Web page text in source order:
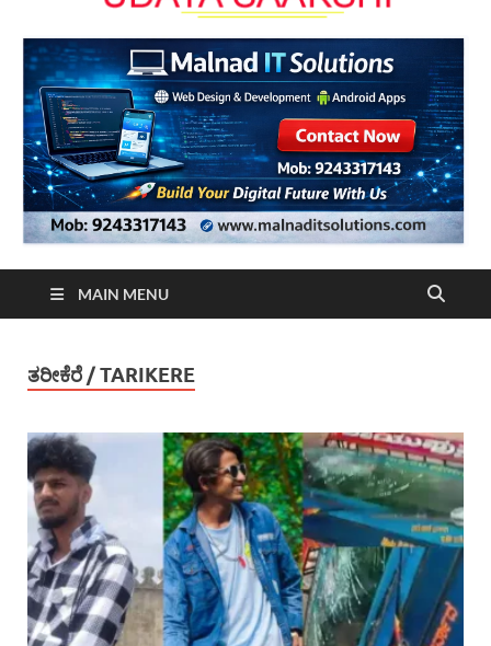
MAIN MENU
ತರೀಕೆರೆ / TARIKERE